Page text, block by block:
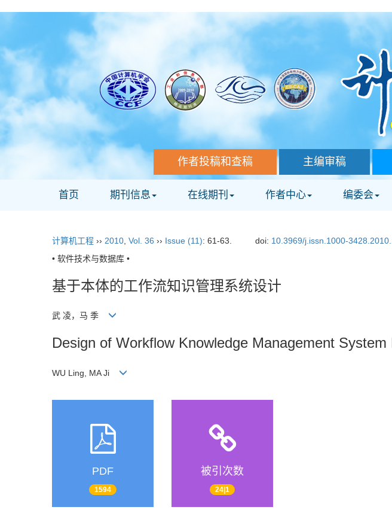
作者投稿和查稿 主编审稿
首页 期刊信息 在线期刊 作者中心 编委会
计算机工程 ›› 2010 Vol. 36 ›› Issue (11): 61-63. doi: 10.3969/j.issn.1000-
• 软件技术与数据库 •
基于本体的工作流知识管理系统设计
武 凌，马 季
Design of Workflow Knowledge Management
WU Ling, MA Ji
PDF
1594
被引次数
24|1